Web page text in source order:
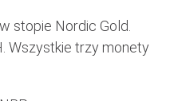
stopie Nordic Gold.
Wszystkie trzy monety